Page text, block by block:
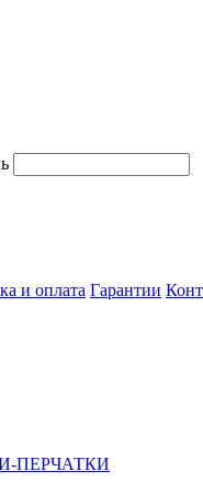
и оплата Гарантии
ПЕРЧАТКИ